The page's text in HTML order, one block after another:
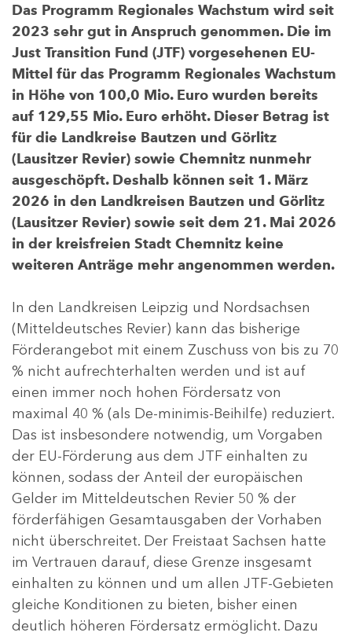
Das Programm Regionales Wachstum wird seit
2023 sehr gut in Anspruch genommen. Die im
Just Transition Fund (JTF) vorgesehenen EU-
Mittel für das Programm Regionales Wachstum
in Höhe von 100,0 Mio. Euro wurden bereits
auf 129,55 Mio. Euro erhöht. Dieser Betrag ist
für die Landkreise Bautzen und Görlitz
(Lausitzer Revier) sowie Chemnitz nunmehr
ausgeschöpft. Deshalb können seit 1. März
2026 in den Landkreisen Bautzen und Görlitz
(Lausitzer Revier) sowie seit dem 21. Mai 2026
in der kreisfreien Stadt Chemnitz keine
weiteren Anträge mehr angenommen werden.
In den Landkreisen Leipzig und Nordsachsen
(Mitteldeutsches Revier) kann das bisherige
Förderangebot mit einem Zuschuss von bis zu 70
% nicht aufrechterhalten werden und ist auf
einen immer noch hohen Fördersatz von
maximal 40 % (als De-minimis-Beihilfe) reduziert.
Das ist insbesondere notwendig, um Vorgaben
der EU-Förderung aus dem JTF einhalten zu
können, sodass der Anteil der europäischen
Gelder im Mitteldeutschen Revier 50 % der
förderfähigen Gesamtausgaben der Vorhaben
nicht überschreitet. Der Freistaat Sachsen hatte
im Vertrauen darauf, diese Grenze insgesamt
einhalten zu können und um allen JTF-Gebieten
gleiche Konditionen zu bieten, bisher einen
deutlich höheren Fördersatz ermöglicht. Dazu